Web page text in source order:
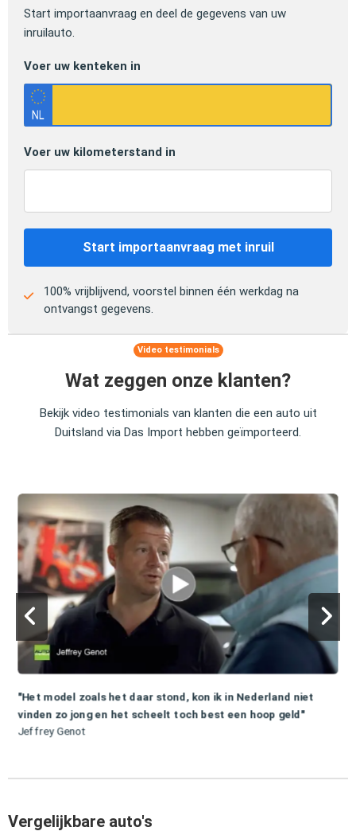
Start importaanvraag en deel de gegevens van uw
inruilauto.
Voer uw kenteken in
Voer uw kilometerstand in
Start importaanvraag met inruil
100% vrijblijvend, voorstel binnen één werkdag na
ontvangst gegevens.
Video testimonials
Wat zeggen onze klanten?
Bekijk video testimonials van klanten die een auto uit
Duitsland via Das Import hebben geïmporteerd.
"Het model zoals het daar stond, kon ik in Nederland niet
vinden zo jong en het scheelt toch best een hoop geld"
Jeffrey Genot
Vergelijkbare auto's